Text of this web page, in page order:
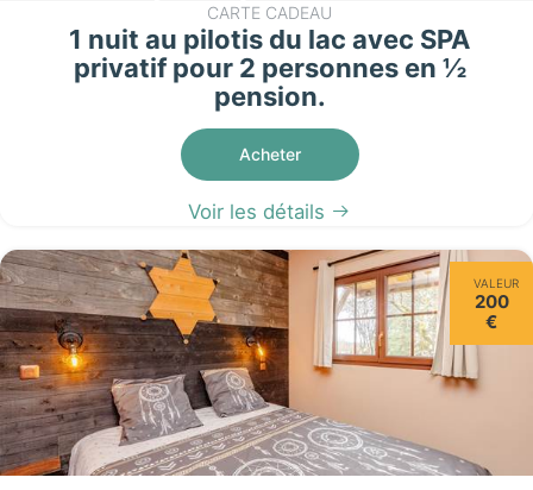
CARTE CADEAU
1 nuit au pilotis du lac avec SPA
privatif pour 2 personnes en ½
pension.
Acheter
Voir les détails
VALEUR
200
€